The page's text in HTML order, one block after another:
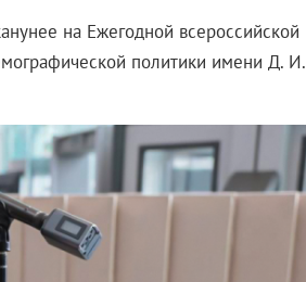
на Ежегодной всероссийской
политики имени Д. И.